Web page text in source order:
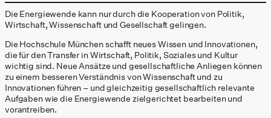
Die Energiewende kann nur durch die Kooperation von Politik,
Wirtschaft, Wissenschaft und Gesellschaft gelingen.
Die Hochschule München schafft neues Wissen und Innovationen,
die für den Transfer in Wirtschaft, Politik, Soziales und Kultur
wichtig sind. Neue Ansätze und gesellschaftliche Anliegen können
zu einem besseren Verständnis von Wissenschaft und zu
Innovationen führen – und gleichzeitig gesellschaftlich relevante
Aufgaben wie die Energiewende zielgerichtet bearbeiten und
vorantreiben.